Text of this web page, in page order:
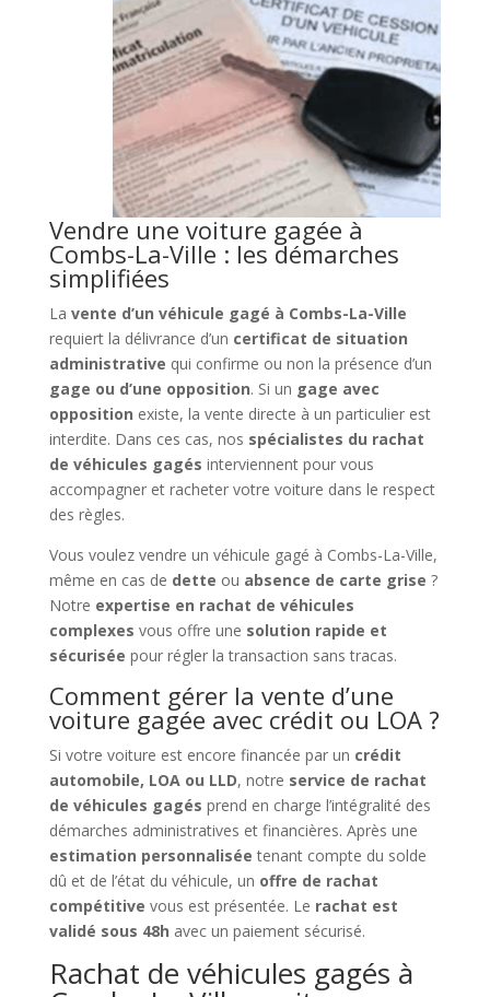
Vendre une voiture gagée à
Combs-La-Ville : les démarches
simplifiées
La vente d’un véhicule gagé à Combs-La-Ville
requiert la délivrance d’un certificat de situation
administrative qui confirme ou non la présence d’un
gage ou d’une opposition. Si un gage avec
opposition existe, la vente directe à un particulier est
interdite. Dans ces cas, nos spécialistes du rachat
de véhicules gagés interviennent pour vous
accompagner et racheter votre voiture dans le respect
des règles.
Vous voulez vendre un véhicule gagé à Combs-La-Ville,
même en cas de dette ou absence de carte grise ?
Notre expertise en rachat de véhicules
complexes vous offre une solution rapide et
sécurisée pour régler la transaction sans tracas.
Comment gérer la vente d’une
voiture gagée avec crédit ou LOA ?
Si votre voiture est encore financée par un crédit
automobile, LOA ou LLD, notre service de rachat
de véhicules gagés prend en charge l’intégralité des
démarches administratives et financières. Après une
estimation personnalisée tenant compte du solde
dû et de l’état du véhicule, un offre de rachat
compétitive vous est présentée. Le rachat est
validé sous 48h avec un paiement sécurisé.
Rachat de véhicules gagés à